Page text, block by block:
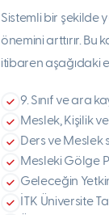
Sistemli bir şekilde
önemini arttırır. Bu
itibaren aşağıdaki
9. Sınıf ve ara
Meslek, Kişilik
Ders ve Meslek
Mesleki Gölge
Geleceğin
İTK Üniversite